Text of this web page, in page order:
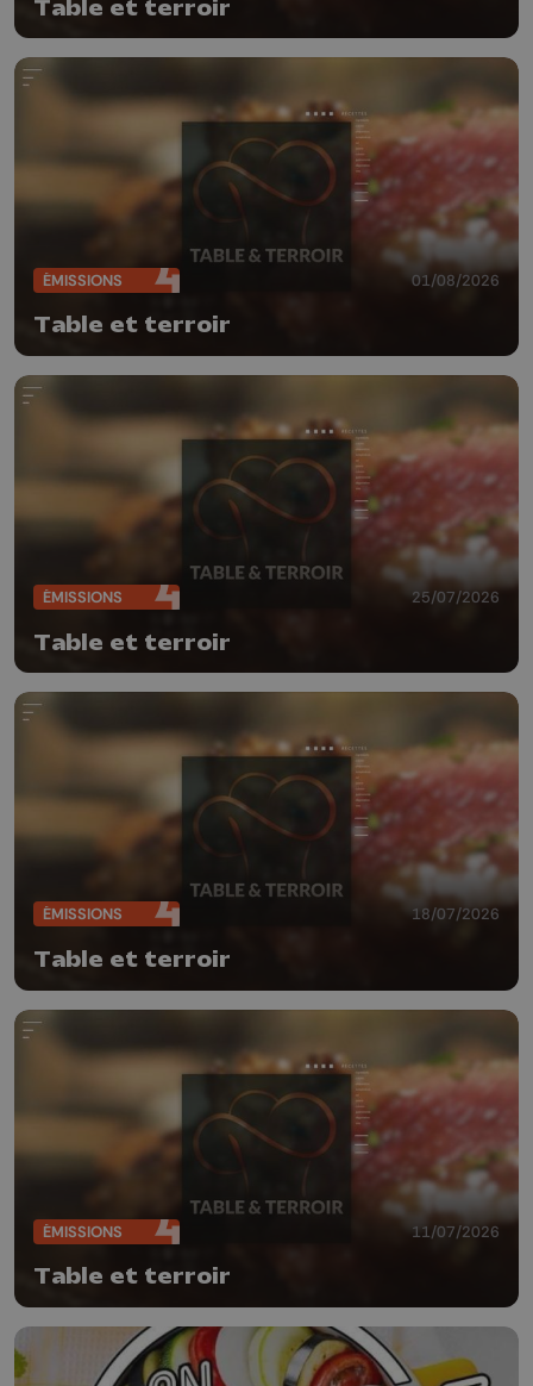
Table et terroir
ÉMISSIONS 01/08/2026
Table et terroir
ÉMISSIONS 25/07/2026
Table et terroir
ÉMISSIONS 18/07/2026
Table et terroir
ÉMISSIONS 11/07/2026
Table et terroir